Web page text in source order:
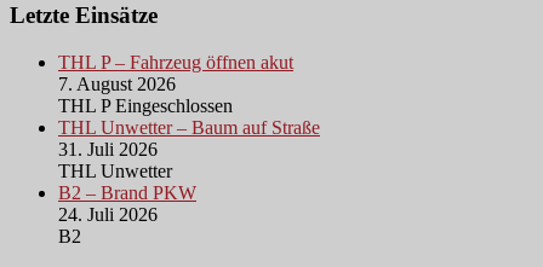
Letzte Einsätze
THL P – Fahrzeug öffnen akut
7. August 2026
THL P Eingeschlossen
THL Unwetter – Baum auf Straße
31. Juli 2026
THL Unwetter
B2 – Brand PKW
24. Juli 2026
B2